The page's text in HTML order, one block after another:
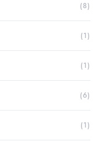
(8)
(1)
(1)
(6)
(1)